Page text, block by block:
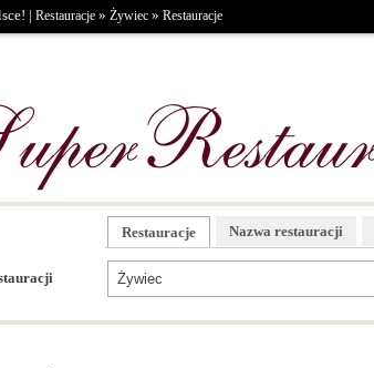
| Restauracje » Żywiec » Restauracje
Restauracje Nazwa restauracji